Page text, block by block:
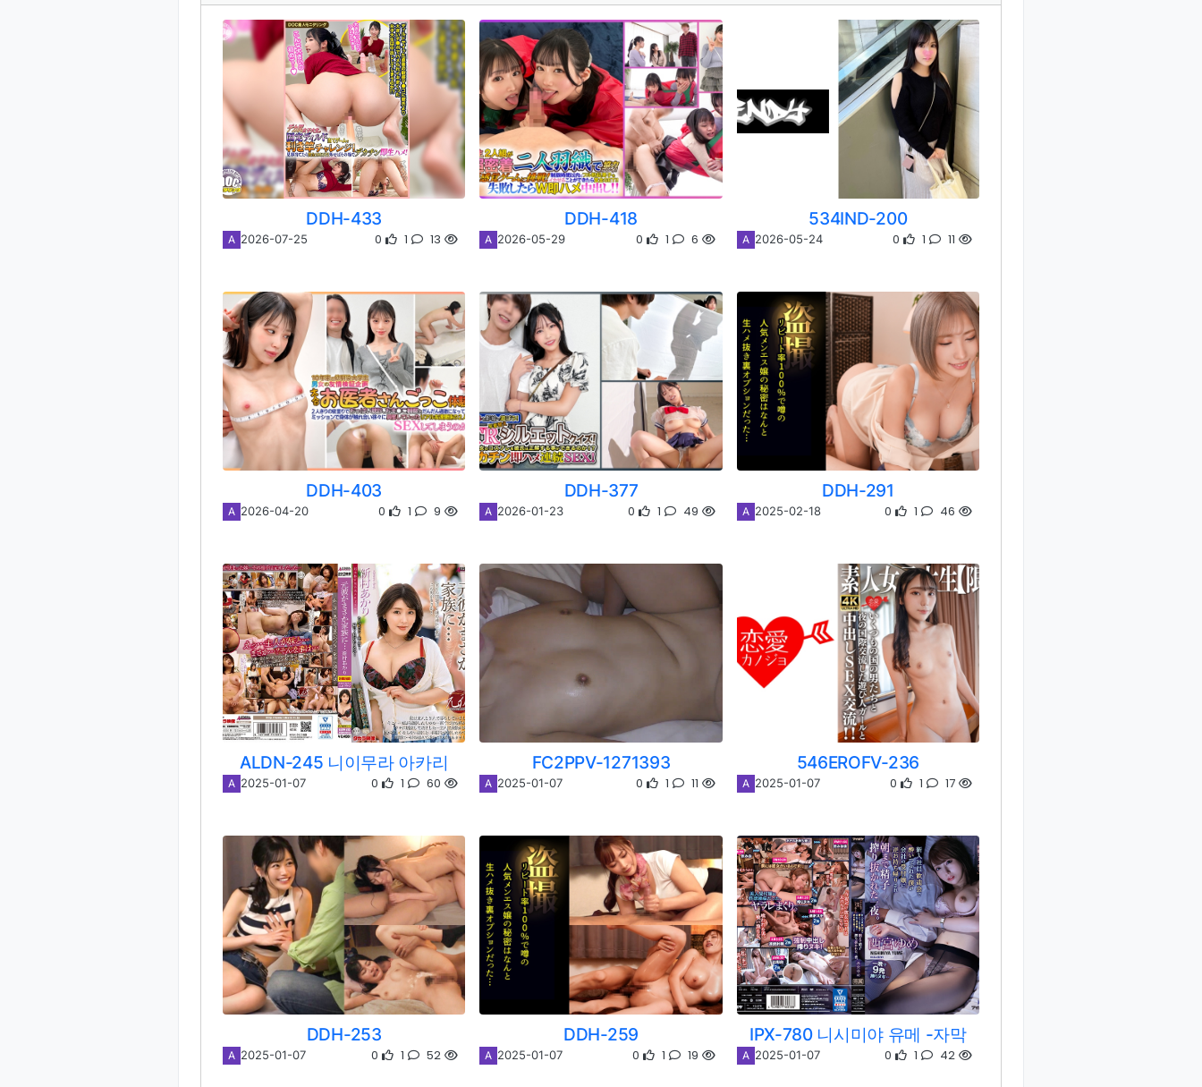
DDH-433
A 2026-07-25 0 1 13
DDH-418
A 2026-05-29 0 1 6
534IND-200
A 2026-05-24 0 1 11
DDH-403
A 2026-04-20 0 1 9
DDH-377
A 2026-01-23 0 1 49
DDH-291
A 2025-02-18 0 1 46
ALDN-245 니이무라 아카리
A 2025-01-07 0 1 60
FC2PPV-1271393
A 2025-01-07 0 1 11
546EROFV-236
A 2025-01-07 0 1 17
DDH-253
A 2025-01-07 0 1 52
DDH-259
A 2025-01-07 0 1 19
IPX-780 니시미야 유메 -자막
A 2025-01-07 0 1 42